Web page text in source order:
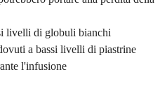
livelli di globuli bianchi
a bassi livelli di piastrine
l'infusione